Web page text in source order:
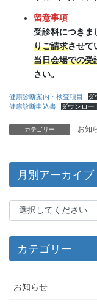
留意事項
受診料につきま
りご請求させて
当日会場での受
さい。
健康診断案内・検査項目
ダ
健康診断申込書
ダウンロー
カテゴリー お知
月別アーカイブ
カテゴリー
お知らせ